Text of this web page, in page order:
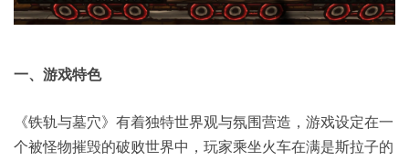
一、 游戏特色
《铁轨与墓穴》有着独特世界观与氛围营造，游戏设定在一
个被怪物摧毁的破败世界中，玩家乘坐火车在满是斯拉子的